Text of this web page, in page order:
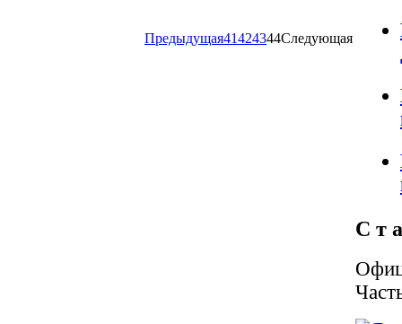
Предыдущая41424344Следующая
С т